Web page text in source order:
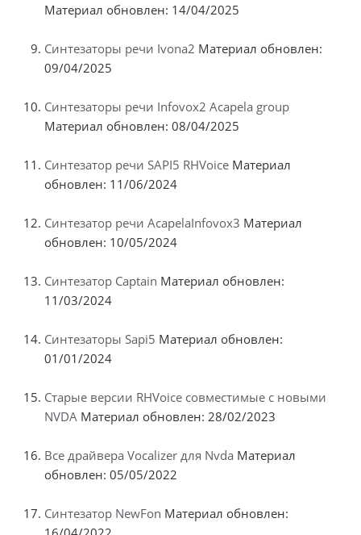
Материал обновлен: 14/04/2025
Синтезаторы речи Ivona2 Материал обновлен:
09/04/2025
Синтезаторы речи Infovox2 Acapela group
Материал обновлен: 08/04/2025
Синтезатор речи SAPI5 RHVoice Материал
обновлен: 11/06/2024
Синтезатор речи AcapelaInfovox3 Материал
обновлен: 10/05/2024
Синтезатор Captain Материал обновлен:
11/03/2024
Синтезаторы Sapi5 Материал обновлен:
01/01/2024
Старые версии RHVoice совместимые с новыми
NVDA Материал обновлен: 28/02/2023
Все драйвера Vocalizer для Nvda Материал
обновлен: 05/05/2022
Синтезатор NewFon Материал обновлен: